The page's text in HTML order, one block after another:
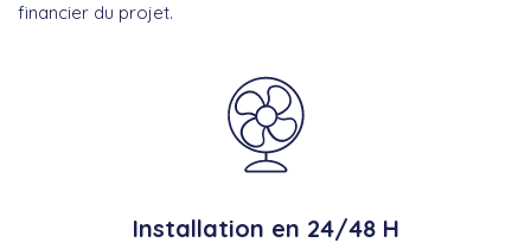
financier du projet.
Installation en 24/48 H